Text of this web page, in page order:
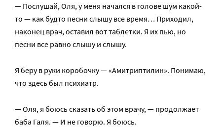
— Послушай, Оля, у меня начался в голове шум какой-
то — как будто песни слышу все время… Приходил,
наконец врач, оставил вот таблетки. Я их пью, но
песни все равно слышу и слышу.
Я беру в руки коробочку — «Амитриптилин». Понимаю,
что здесь был психиатр.
— Оля, я боюсь сказать об этом врачу, — продолжает
баба Галя. — И не говорю. Я боюсь.